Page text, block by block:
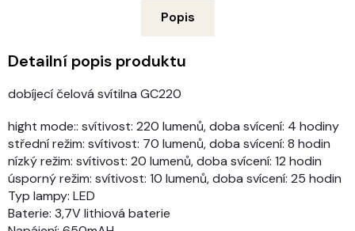
Popis
Detailní popis produktu
dobíjecí čelová svítilna GC220
hight mode:: svítivost: 220 lumenů, doba svícení: 4 hodiny
střední režim: svítivost: 70 lumenů, doba svícení: 8 hodin
nízký režim: svítivost: 20 lumenů, doba svícení: 12 hodin
úsporný režim: svítivost: 10 lumenů, doba svícení: 25 hodin
Typ lampy: LED
Baterie: 3,7V lithiová baterie